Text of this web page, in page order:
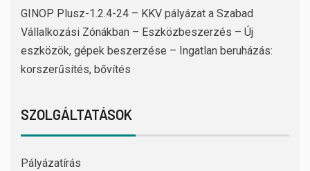
GINOP Plusz-1.2.4-24 – KKV pályázat a Szabad
Vállalkozási Zónákban – Eszközbeszerzés – Új
eszközök, gépek beszerzése – Ingatlan beruházás:
korszerűsítés, bővítés
SZOLGÁLTATÁSOK
Pályázatírás